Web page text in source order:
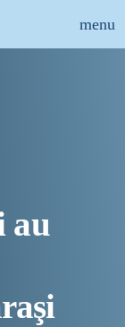
menu
close
au